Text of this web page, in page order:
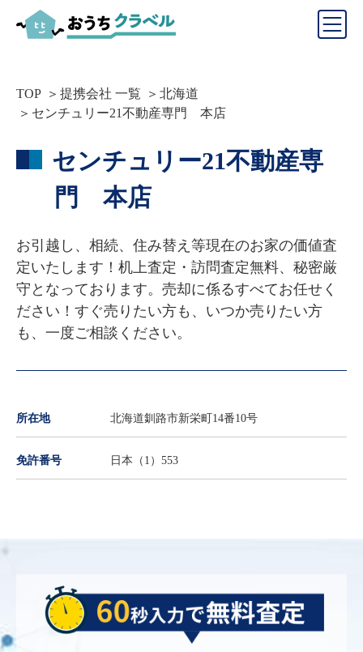
TOP 提携会社 一覧
北海道
センチュリー21不動産専門 本店
センチュリー21不動産専
門 本店
お引越し、相続、住み替え等現在のお家の価値査
定いたします！机上査定・訪問査定無料、秘密厳
守となっております。売却に係るすべてお任せく
ださい！すぐ売りたい方も、いつか売りたい方
も、一度ご相談ください。
所在地 北海道釧路市新栄町14番10号
免許番号 日本（1）553